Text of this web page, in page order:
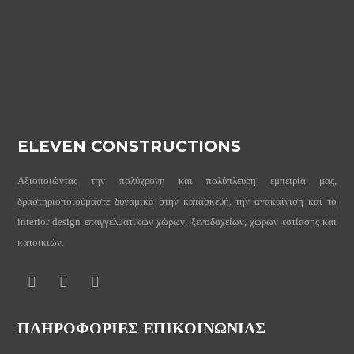
ELEVEN CONSTRUCTIONS
Αξιοποιώντας την πολύχρονη και πολύπλευρη εμπειρία μας,
δραστηριοποιούμαστε δυναμικά στην κατασκευή, την ανακαίνιση και το
interior design επαγγελματικών χώρων, ξενοδοχείων, χώρων εστίασης και
κατοικιών.
ΠΛΗΡΟΦΟΡΊΕΣ ΕΠΙΚΟΙΝΩΝΙΑΣ